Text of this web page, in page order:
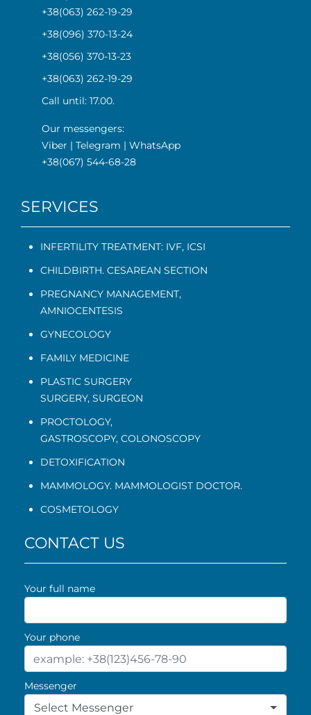
+38(063) 262-19-29
+38(096) 370-13-24
+38(056) 370-13-23
+38(063) 262-19-29
Call until: 17.00.
Our messengers:
Viber | Telegram | WhatsApp
+38(067) 544-68-28
SERVICES
INFERTILITY TREATMENT: IVF, ICSI
CHILDBIRTH. CESAREAN SECTION
PREGNANCY MANAGEMENT,
AMNIOCENTESIS
GYNECOLOGY
FAMILY MEDICINE
PLASTIC SURGERY
SURGERY, SURGEON
PROCTOLOGY,
GASTROSCOPY, COLONOSCOPY
DETOXIFICATION
MAMMOLOGY. MAMMOLOGIST DOCTOR.
COSMETOLOGY
CONTACT US
Your full name
Your phone
Messenger
Select Messenger